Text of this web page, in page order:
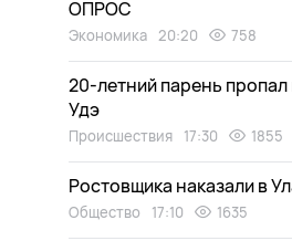
ОПРОС
Экономика 20:20 758
20-летний парень пропал
Удэ
Происшествия 17:30 1855
Ростовщика наказали в
Общество 17:10 1635